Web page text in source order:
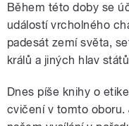
Během této doby se
událostí vrcholného
padesát zemí světa,
králů a jiných hlav
Dnes píše knihy o
cvičení v tomto oboru.